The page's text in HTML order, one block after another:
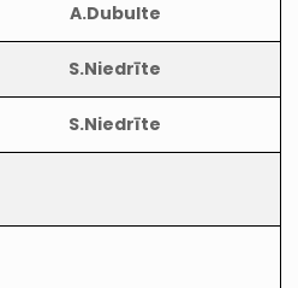
A.Dubulte
S.Niedrīte
S.Niedrīte